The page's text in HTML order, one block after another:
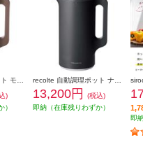
)
）
13,200円
(税込)
即納（在庫残りわずか）
即